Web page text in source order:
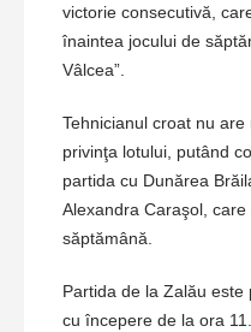
victorie consecutivă,
înaintea jocului de
Vâlcea”.
Tehnicianul croat nu
privinţa lotului, putând
partida cu Dunărea
Alexandra Caraşol,
săptămână.
Partida de la Zalău
cu începere de la ora